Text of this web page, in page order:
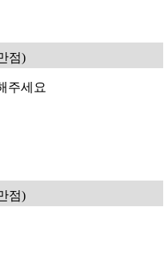
점)
주세요
점)